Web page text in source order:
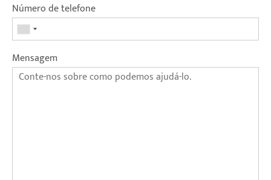
Número de telefone
Mensagem